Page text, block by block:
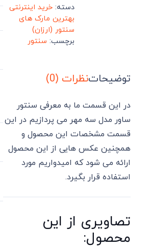
دسته:خرید اینترنتی
بهترین مارک های
سنتور (ارزان)
برچسب: سنتور
توضیحاتنظرات (0)
در این قسمت ما به معرفی سنتور
ساور مدل سه مهر می پردازیم در این
قسمت مشخصات این محصول و
همچنین عکس هایی از این محصول
ارائه می شود که امیدواریم مورد
استفاده قرار بگیرد.
تصاویری از این
محصول: